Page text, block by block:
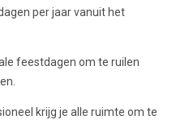
per jaar vanuit het
feestdagen om te ruilen
krijg je alle ruimte om te